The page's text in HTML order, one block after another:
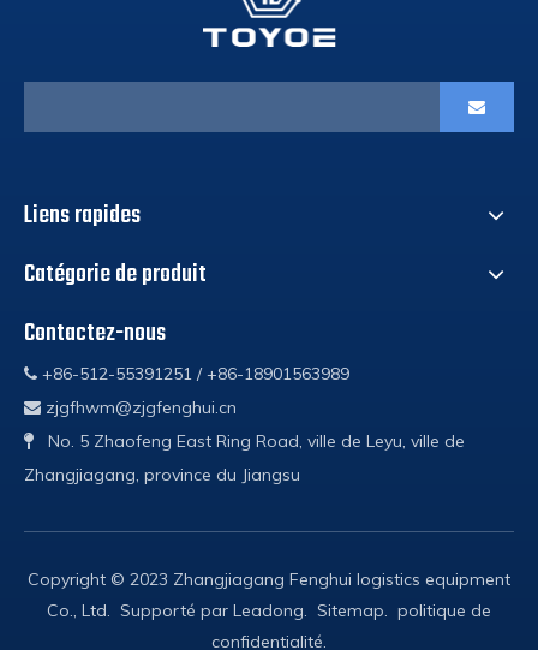
Liens rapides
Catégorie de produit
Contactez-nous
 +86-512-55391251 / +86-18901563989
 zjgfhwm@zjgfenghui.cn

No. 5 Zhaofeng East Ring Road, ville de Leyu, ville de
Zhangjiagang, province du Jiangsu
Copyright © 2023 Zhangjiagang Fenghui logistics equipment
Co., Ltd. Supporté par Leadong. Sitemap. politique de
confidentialité.